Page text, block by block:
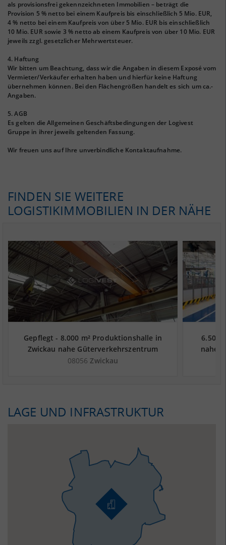
als provisionsfrei gekennzeichneten Immobilien – beträgt die
Provision 5 % netto bei einem Kaufpreis bis einschließlich 5 Mio. EUR,
4 % netto bei einem Kaufpreis von über 5 Mio. EUR bis einschließlich
10 Mio. EUR sowie 3 % netto ab einem Kaufpreis von über 10 Mio. EUR
jeweils zzgl. gesetzlicher Mehrwertsteuer.
4. Haftung
Wir bitten um Beachtung, dass wir die Angaben in diesem Exposé vom
Vermieter/Verkäufer erhalten haben und hierfür keine Haftung
übernehmen können. Bei den Flächengrößen handelt es sich um ca.-
Angaben.
5. AGB
Es gelten die Allgemeinen Geschäftsbedingungen der Logivest
Gruppe in ihrer jeweils geltenden Fassung.
Wir freuen uns auf Ihre unverbindliche Kontaktaufnahme.
FINDEN SIE WEITERE
LOGISTIKIMMOBILIEN IN DER NÄHE
Gepflegt - 8.000 m² Produktionshalle in
Zwickau nahe Güterverkehrszentrum
Terminal Glauchau (Hof, Sonneberg,
08056Zwickau
6.500
nahe
LAGE UND INFRASTRUKTUR